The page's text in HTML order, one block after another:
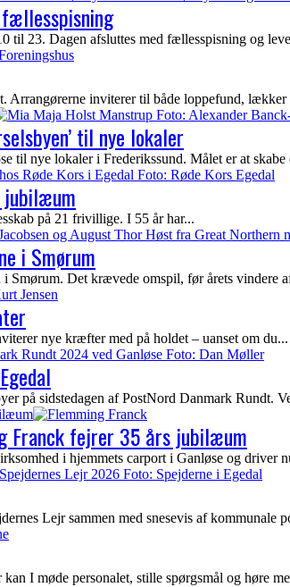
til 23. Dagen afsluttes med fællesspisning og
Arrangørerne inviterer til både loppefund,
til nye lokaler
til nye lokaler i Frederikssund. Målet er at
jubilæum
på 21 frivillige. I 55 år har...
i Smørum
Det krævede omspil, før årets vindere
nye kræfter med på holdet – uanset om du...
på sidstedagen af PostNord Danmark Rundt.
Franck fejrer 35 års jubilæum
i hjemmets carport i Ganløse og driver
Lejr sammen med snesevis af kommunale
I møde personalet, stille spørgsmål og høre